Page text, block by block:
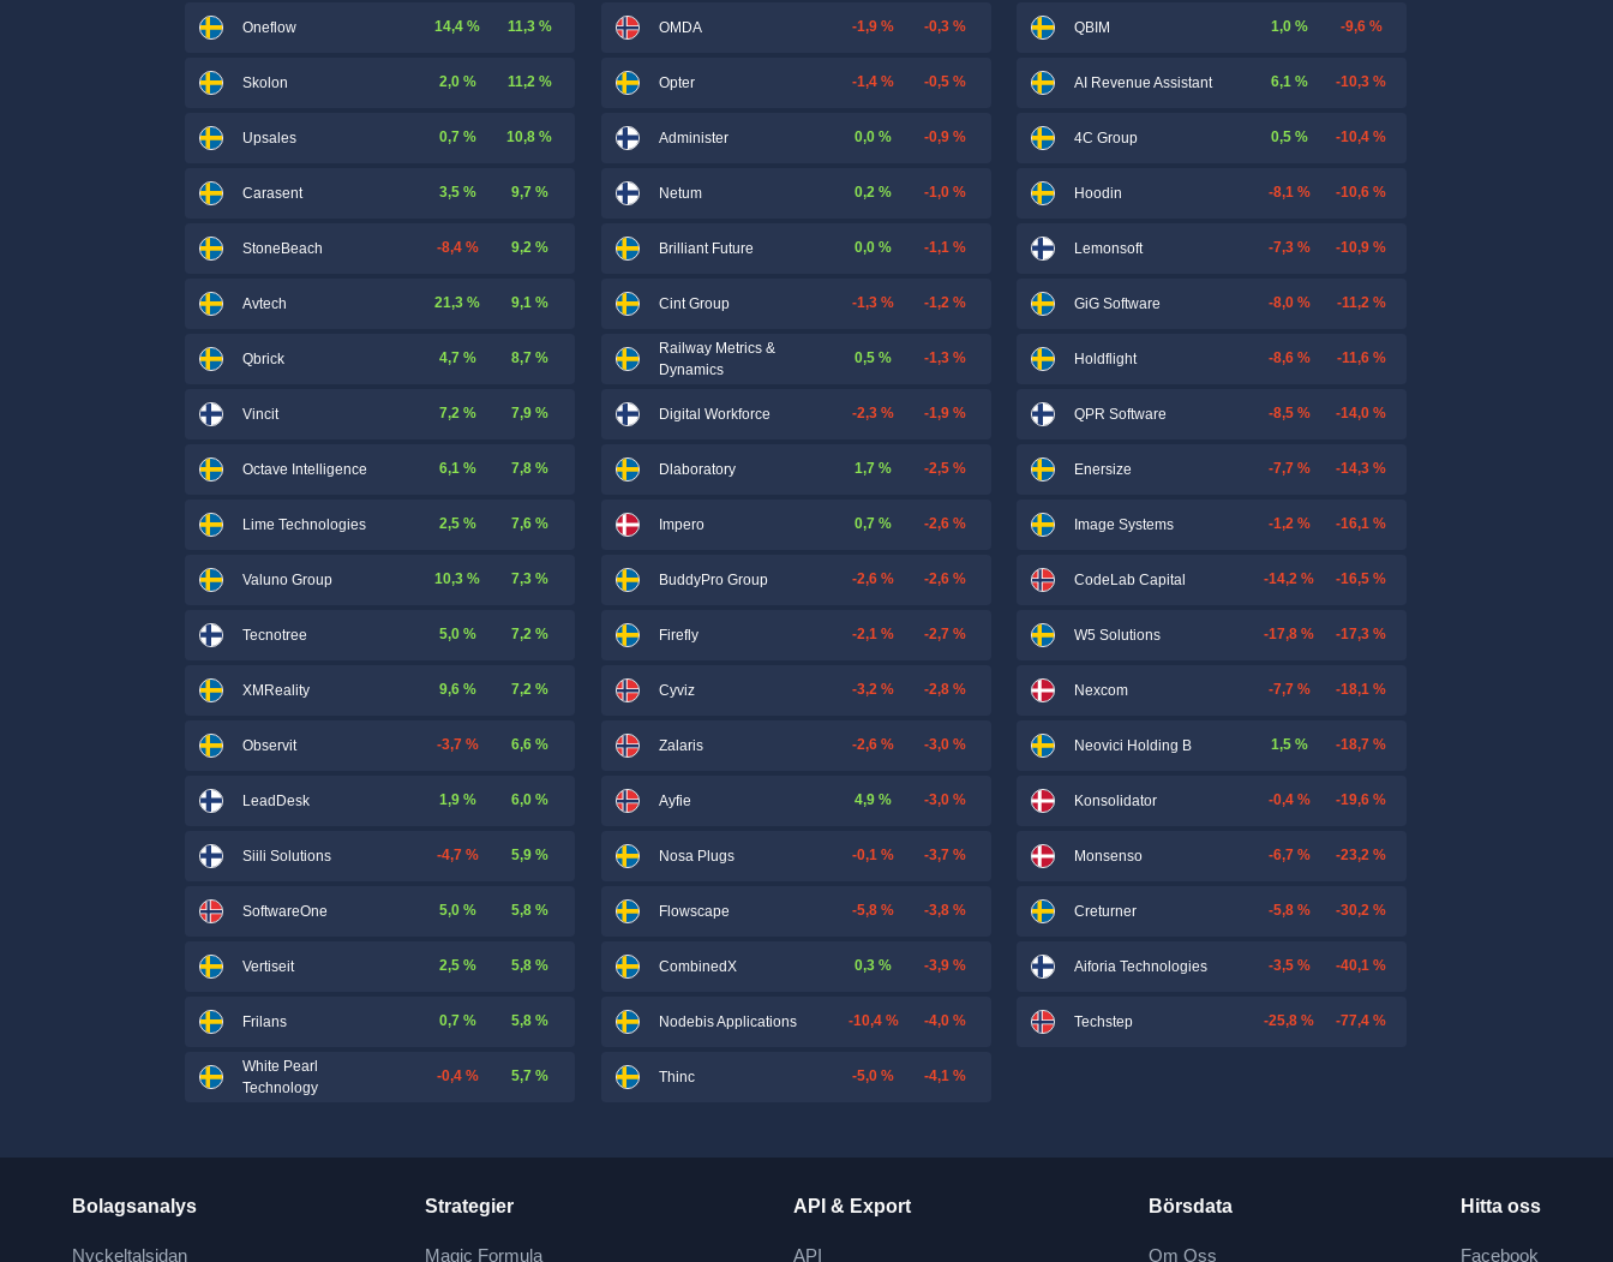
Oneflow 14,4 % 11,3 %
Skolon 2,0 % 11,2 %
Upsales 0,7 % 10,8 %
Carasent 3,5 % 9,7 %
StoneBeach -8,4 % 9,2 %
Avtech 21,3 % 9,1 %
Qbrick 4,7 % 8,7 %
Vincit 7,2 % 7,9 %
Octave Intelligence 6,1 % 7,8 %
Lime Technologies 2,5 % 7,6 %
Valuno Group 10,3 % 7,3 %
Tecnotree 5,0 % 7,2 %
XMReality 9,6 % 7,2 %
Observit -3,7 % 6,6 %
LeadDesk 1,9 % 6,0 %
Siili Solutions -4,7 % 5,9 %
SoftwareOne 5,0 % 5,8 %
Vertiseit 2,5 % 5,8 %
Frilans 0,7 % 5,8 %
White Pearl
Technology
-0,4 % 5,7 %
OMDA -1,9 % -0,3 %
Opter -1,4 % -0,5 %
Administer 0,0 % -0,9 %
Netum 0,2 % -1,0 %
Brilliant Future 0,0 % -1,1 %
Cint Group -1,3 % -1,2 %
Railway Metrics &
Dynamics
0,5 % -1,3 %
Digital Workforce -2,3 % -1,9 %
Dlaboratory 1,7 % -2,5 %
Impero 0,7 % -2,6 %
BuddyPro Group -2,6 % -2,6 %
Firefly -2,1 % -2,7 %
Cyviz -3,2 % -2,8 %
Zalaris -2,6 % -3,0 %
Ayfie 4,9 % -3,0 %
Nosa Plugs -0,1 % -3,7 %
Flowscape -5,8 % -3,8 %
CombinedX 0,3 % -3,9 %
Nodebis Applications -10,4 % -4,0 %
Thinc -5,0 % -4,1 %
QBIM 1,0 % -9,6 %
AI Revenue Assistant 6,1 % -10,3 %
4C Group 0,5 % -10,4 %
Hoodin -8,1 % -10,6 %
Lemonsoft -7,3 % -10,9 %
GiG Software -8,0 % -11,2 %
Holdflight -8,6 % -11,6 %
QPR Software -8,5 % -14,0 %
Enersize -7,7 % -14,3 %
Image Systems -1,2 % -16,1 %
CodeLab Capital -14,2 % -16,5 %
W5 Solutions -17,8 % -17,3 %
Nexcom -7,7 % -18,1 %
Neovici Holding B 1,5 % -18,7 %
Konsolidator -0,4 % -19,6 %
Monsenso -6,7 % -23,2 %
Creturner -5,8 % -30,2 %
Aiforia Technologies -3,5 % -40,1 %
Techstep -25,8 % -77,4 %
Bolagsanalys
Nyckeltalsidan
Strategier
Magic Formula
API & Export
API
Börsdata
Om Oss
Hitta oss
Facebook